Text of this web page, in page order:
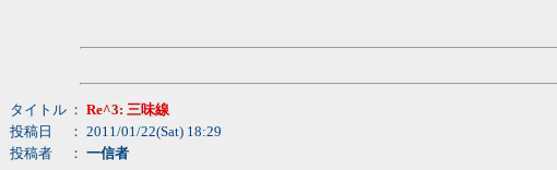
タイトル ： Re^3: 三味線
投稿日
： 2011/01/22(Sat) 18:29
投稿者
： 一信者